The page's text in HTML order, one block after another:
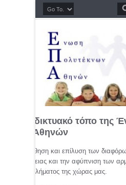
διαδικτυακό τόπο της
Αθηνών
προώθηση και επίλυση των
οικογένειας και την αφύπνιση των
προβλήματος της χώρας μας.